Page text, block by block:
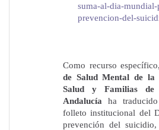
suma-al-dia-mundial-
prevencion-del-
Como recurso
de Salud Mental de la
Salud y Familias
Andalucíaha
folleto institucional del
prevención del